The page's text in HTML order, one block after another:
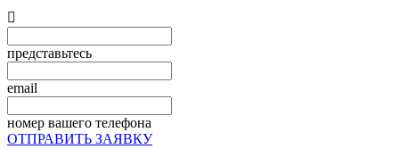

представьтесь
email
номер вашего телефона
ОТПРАВИТЬ ЗАЯВКУ